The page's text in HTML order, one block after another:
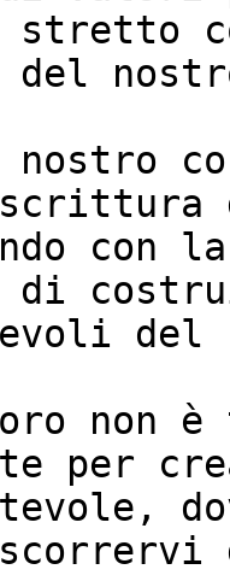
stretto
del
nostro
scrittura
con la
di
non è
per